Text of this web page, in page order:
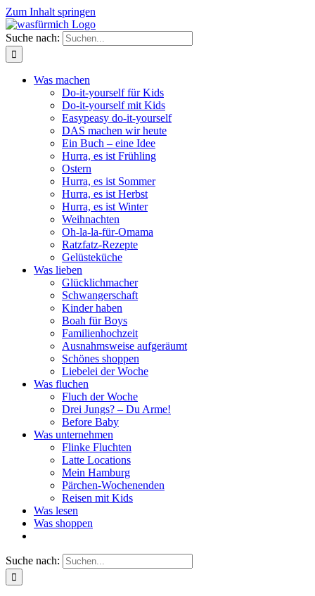
Zum Inhalt springen
Suche nach:
Was machen
Do-it-yourself für Kids
Do-it-yourself mit Kids
Easypeasy do-it-yourself
DAS machen wir heute
Ein Buch – eine Idee
Hurra, es ist Frühling
Ostern
Hurra, es ist Sommer
Hurra, es ist Herbst
Hurra, es ist Winter
Weihnachten
Oh-la-la-für-Omama
Ratzfatz-Rezepte
Gelüsteküche
Was lieben
Glücklichmacher
Schwangerschaft
Kinder haben
Boah für Boys
Familienhochzeit
Ausnahmsweise aufgeräumt
Schönes shoppen
Liebelei der Woche
Was fluchen
Fluch der Woche
Drei Jungs? – Du Arme!
Before Baby
Was unternehmen
Flinke Fluchten
Latte Locations
Mein Hamburg
Pärchen-Wochenenden
Reisen mit Kids
Was lesen
Was shoppen
Suche nach: